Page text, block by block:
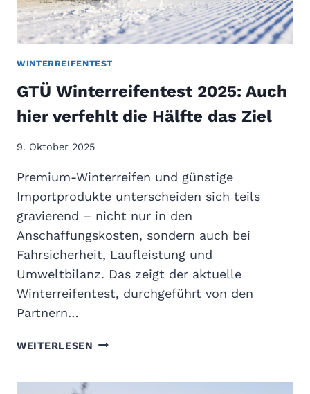
WINTERREIFENTEST
GTÜ Winterreifentest 2025: Auch
hier verfehlt die Hälfte das Ziel
9. Oktober 2025
Premium-Winterreifen und günstige
Importprodukte unterscheiden sich teils
gravierend – nicht nur in den
Anschaffungskosten, sondern auch bei
Fahrsicherheit, Laufleistung und
Umweltbilanz. Das zeigt der aktuelle
Winterreifentest, durchgeführt von den
Partnern…
WEITERLESEN G